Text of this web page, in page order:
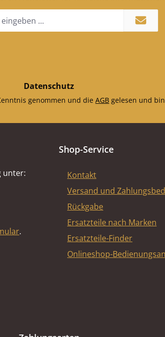
Datenschutz
genommen und die AGB gelesen und
unter:
.
Shop-Service
Kontakt
Versand und
Rückgabe
Ersatzteile nach Marken
Ersatzteile-Finder
Onlineshop-